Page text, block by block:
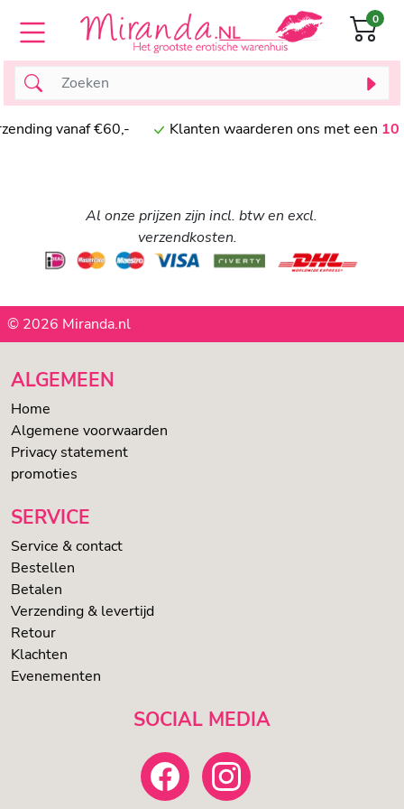
vanaf €60,- Klanten waarderen ons met een10
0
Al onze prijzen zijn incl. btw en excl.
verzendkosten.
© 2026 Miranda.nl
ALGEMEEN
Home
Algemene voorwaarden
Privacy statement
promoties
SERVICE
Service & contact
Bestellen
Betalen
Verzending & levertijd
Retour
Klachten
Evenementen
SOCIAL MEDIA